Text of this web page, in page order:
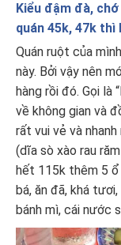
Kiểu đậm đà,
quán 45k, 47k
Quán ruột của
này. Bởi vậy nên
hàng rồi đó. Gọi là
về không gian và
rất vui vẻ và
(dĩa sò xào rau
hết 115k thêm 5
bá, ăn đã, khá
bánh mì, cái nước